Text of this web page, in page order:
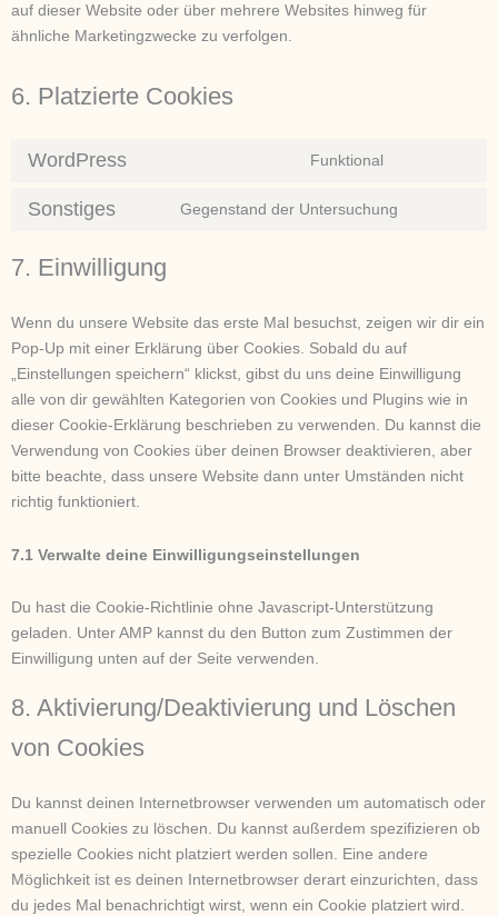
auf dieser Website oder über mehrere Websites hinweg für
ähnliche Marketingzwecke zu verfolgen.
6. Platzierte Cookies
WordPress Funktional
Sonstiges Gegenstand der Untersuchung
7. Einwilligung
Wenn du unsere Website das erste Mal besuchst, zeigen wir dir ein
Pop-Up mit einer Erklärung über Cookies. Sobald du auf
„Einstellungen speichern“ klickst, gibst du uns deine Einwilligung
alle von dir gewählten Kategorien von Cookies und Plugins wie in
dieser Cookie-Erklärung beschrieben zu verwenden. Du kannst die
Verwendung von Cookies über deinen Browser deaktivieren, aber
bitte beachte, dass unsere Website dann unter Umständen nicht
richtig funktioniert.
7.1 Verwalte deine Einwilligungseinstellungen
Du hast die Cookie-Richtlinie ohne Javascript-Unterstützung
geladen. Unter AMP kannst du den Button zum Zustimmen der
Einwilligung unten auf der Seite verwenden.
8. Aktivierung/Deaktivierung und Löschen
von Cookies
Du kannst deinen Internetbrowser verwenden um automatisch oder
manuell Cookies zu löschen. Du kannst außerdem spezifizieren ob
spezielle Cookies nicht platziert werden sollen. Eine andere
Möglichkeit ist es deinen Internetbrowser derart einzurichten, dass
du jedes Mal benachrichtigt wirst, wenn ein Cookie platziert wird.